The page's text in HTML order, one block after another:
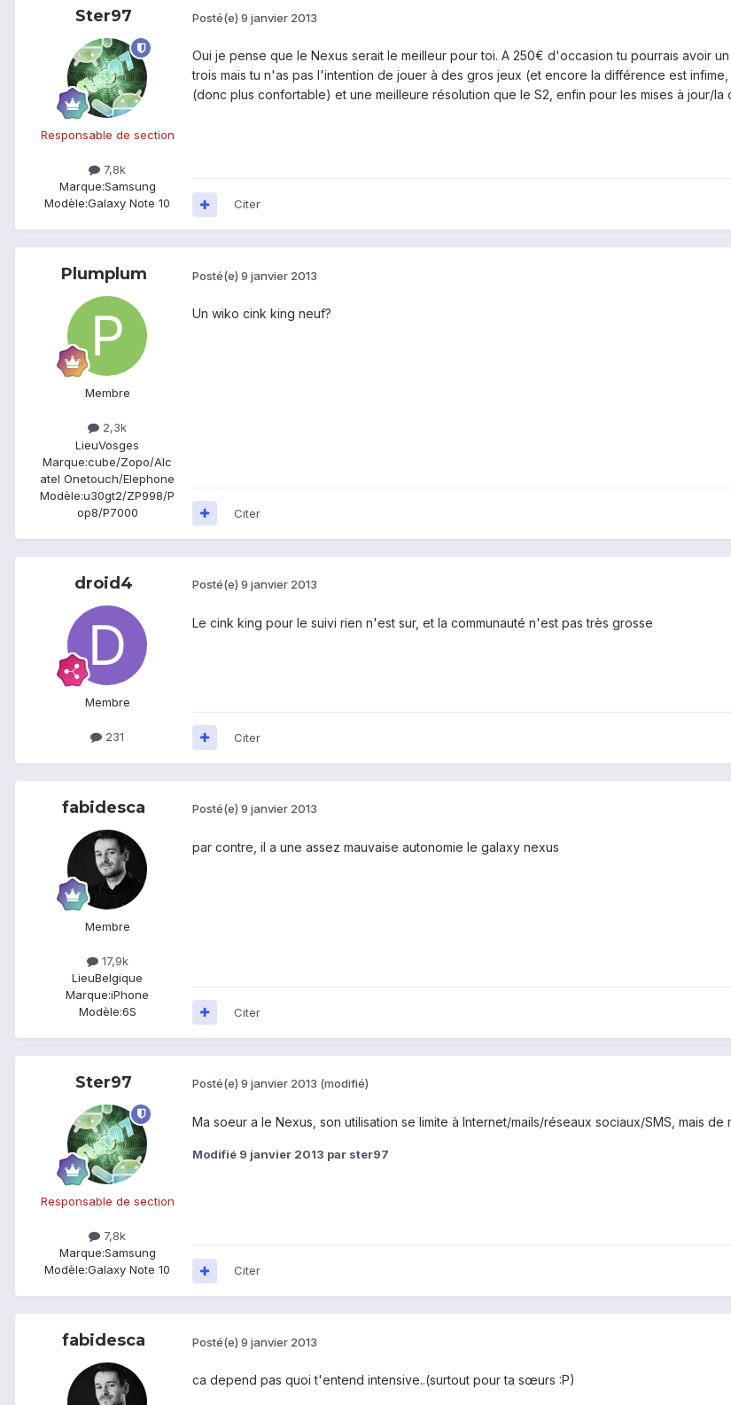
Ster97
Responsable de section
7,8k
Marque:Samsung
Modèle:Galaxy Note 10
Posté(e) 9 janvier 2013
Oui je pense que le Nexus serait le meilleur pour toi. A 250€ d'occasion tu pourrais avoir
trois mais tu n'as pas l'intention de jouer à des gros jeux (et encore la différence est
(donc plus confortable) et une meilleure résolution que le S2, enfin pour les mises à jour/la
Citer
Plumplum
Membre
2,3k
LieuVosges
Marque:cube/Zopo/Alc
atel Onetouch/Elephone
Modèle:u30gt2/ZP998/P
op8/P7000
Posté(e) 9 janvier 2013
Un wiko cink king neuf?
Citer
droid4
Membre
231
Posté(e) 9 janvier 2013
Le cink king pour le suivi rien n'est sur, et la communauté n'est pas très grosse
Citer
fabidesca
Membre
17,9k
LieuBelgique
Marque:iPhone
Modèle:6S
Posté(e) 9 janvier 2013
par contre, il a une assez mauvaise autonomie le galaxy nexus
Citer
Ster97
Responsable de section
7,8k
Marque:Samsung
Modèle:Galaxy Note 10
Posté(e) 9 janvier 2013 (modifié)
Ma soeur a le Nexus, son utilisation se limite à Internet/mails/réseaux sociaux/SMS, mais
Modifié 9 janvier 2013 par ster97
Citer
fabidesca Posté(e) 9 janvier 2013
ca depend pas quoi t'entend intensive..(surtout pour ta sœurs :P)